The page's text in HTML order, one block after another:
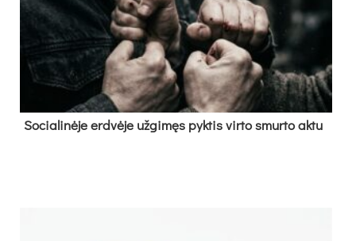
So­cia­li­nė­je erd­vė­je už­gi­męs pyk­tis vir­to smur­to ak­tu